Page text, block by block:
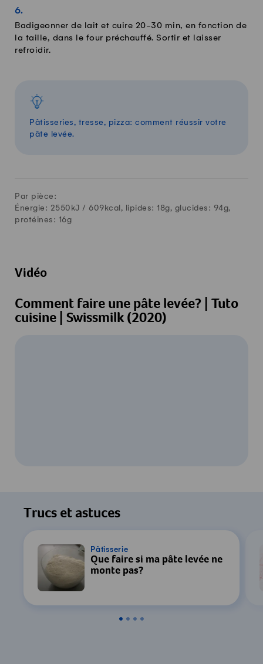
Badigeonner de lait et cuire 20-30 min, en fonction de
la taille, dans le four préchauffé. Sortir et laisser
refroidir.
Pâtisseries, tresse, pizza: comment réussir votre
pâte levée.
Par pièce:
Énergie: 2550kJ / 609 kcal, lipides: 18g, glucides: 94g,
protéines: 16g
Vidéo
Comment faire une pâte levée? | Tuto
cuisine | Swissmilk (2020)
consentement au traitement des données
par YouTube est requis. Pour plus de
confidentialité
Paramètres
Accepter & Afficher
Trucs et astuces
Pâtisserie
Que faire si ma pâte levée ne
monte pas?